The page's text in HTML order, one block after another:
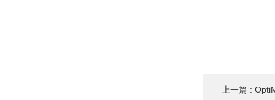
上一篇 :